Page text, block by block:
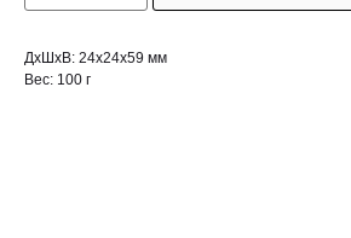
ДxШxВ: 24x24x59 мм
Вес: 100 г